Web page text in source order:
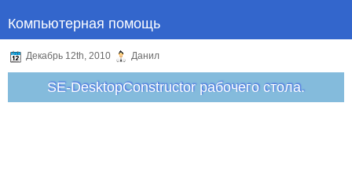
Компьютерная помощь
Декабрь 12th, 2010 Данил
SE-DesktopConstructor рабочего стола.